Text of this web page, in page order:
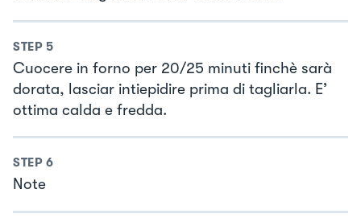
STEP 5
Cuocere in forno per 20/25 minuti finchè sarà
dorata, lasciar intiepidire prima di tagliarla. E’
ottima calda e fredda.
STEP 6
Note